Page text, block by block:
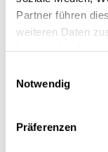
Partner führen
weiteren Daten
Notwendig
Präferenzen
GEKAUFT